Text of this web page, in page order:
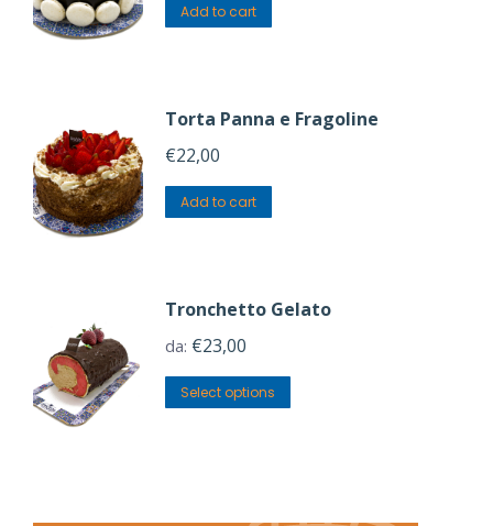
Add to cart
Torta Panna e Fragoline
€22,00
Add to cart
Tronchetto Gelato
da: €23,00
Select options